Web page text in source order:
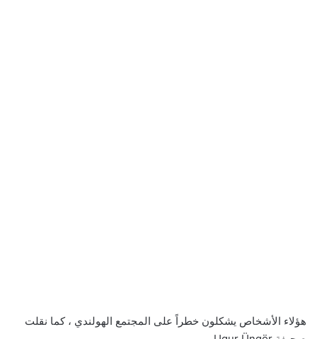
هؤلاء الأشخاص يشكلون خطراً على المجتمع الهولندي ، كما نقلت